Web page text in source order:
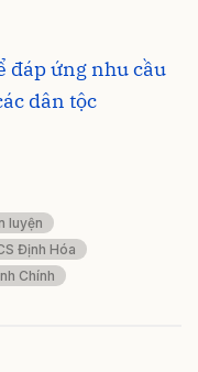
đáp ứng nhu cầu
dân tộc
luyện
Định Hóa
Chính